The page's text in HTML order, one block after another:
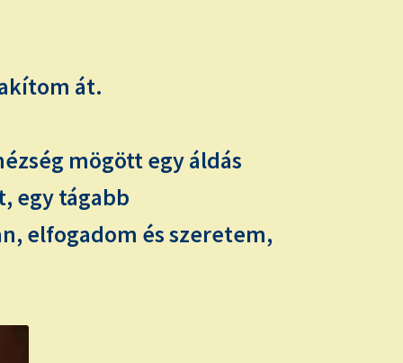
át.
mögött egy áldás
egy tágabb
elfogadom és szeretem,